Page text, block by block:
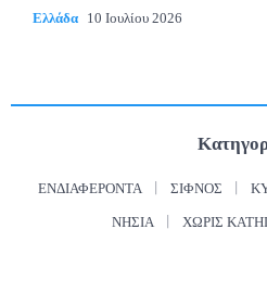
Ελλάδα 10 Ιουλίου 2026
ΕΝΔΙΑΦΈΡΟΝΤΑ ΣΊΦΝΟΣ
ΝΗΣΙΆ ΧΩΡΊΣ